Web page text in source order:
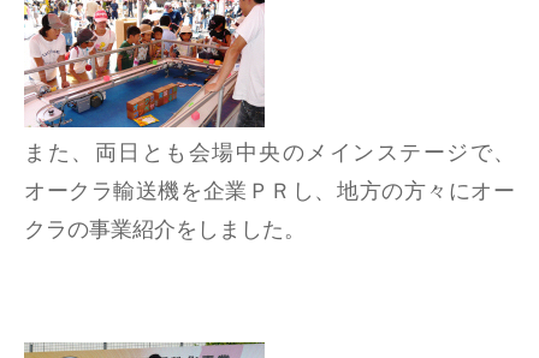
また、両日とも会場中央のメインステージで、
オークラ輸送機を企業ＰＲし、地方の方々にオー
クラの事業紹介をしました。